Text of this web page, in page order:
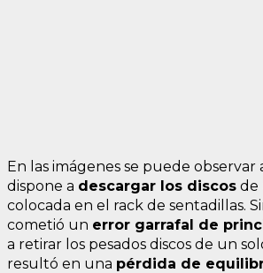
En las imágenes se puede observar
dispone a descargar los discos de
colocada en el rack de sentadillas.
cometió un error garrafal de
a retirar los pesados discos de un
resultó en una pérdida de